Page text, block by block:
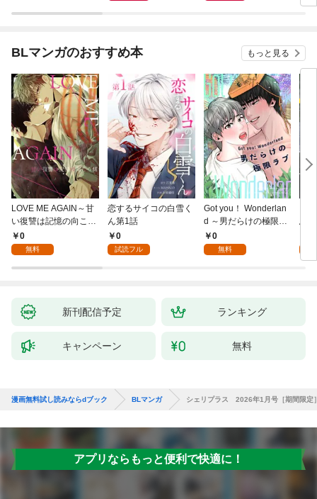
BLマンガのおすすめ本 もっと見る
LOVE ME AGAIN～甘
い復讐は記憶の向こう
側～(1)
0
無料
恋するサイコの白雪く
ん第1話
0
試読フル
Got you！ Wonderlan
d ～男だらけの極限ラ
ブ～(1)
0
無料
鳥
新刊配信予定 ランキング
キャンペーン 無料
漫画無料試し読みならdブック BLマンガ シェリプラス 2026年1月号［期間限定
アプリならもっと便利で快適に！